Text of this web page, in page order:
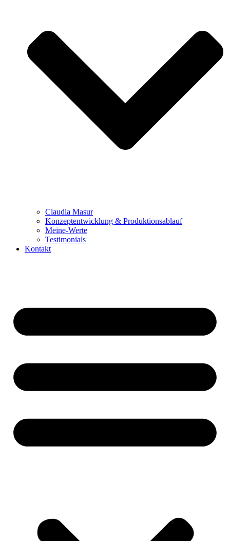
Claudia Masur
Konzeptentwicklung & Produktionsablauf
Meine-Werte
Testimonials
Kontakt